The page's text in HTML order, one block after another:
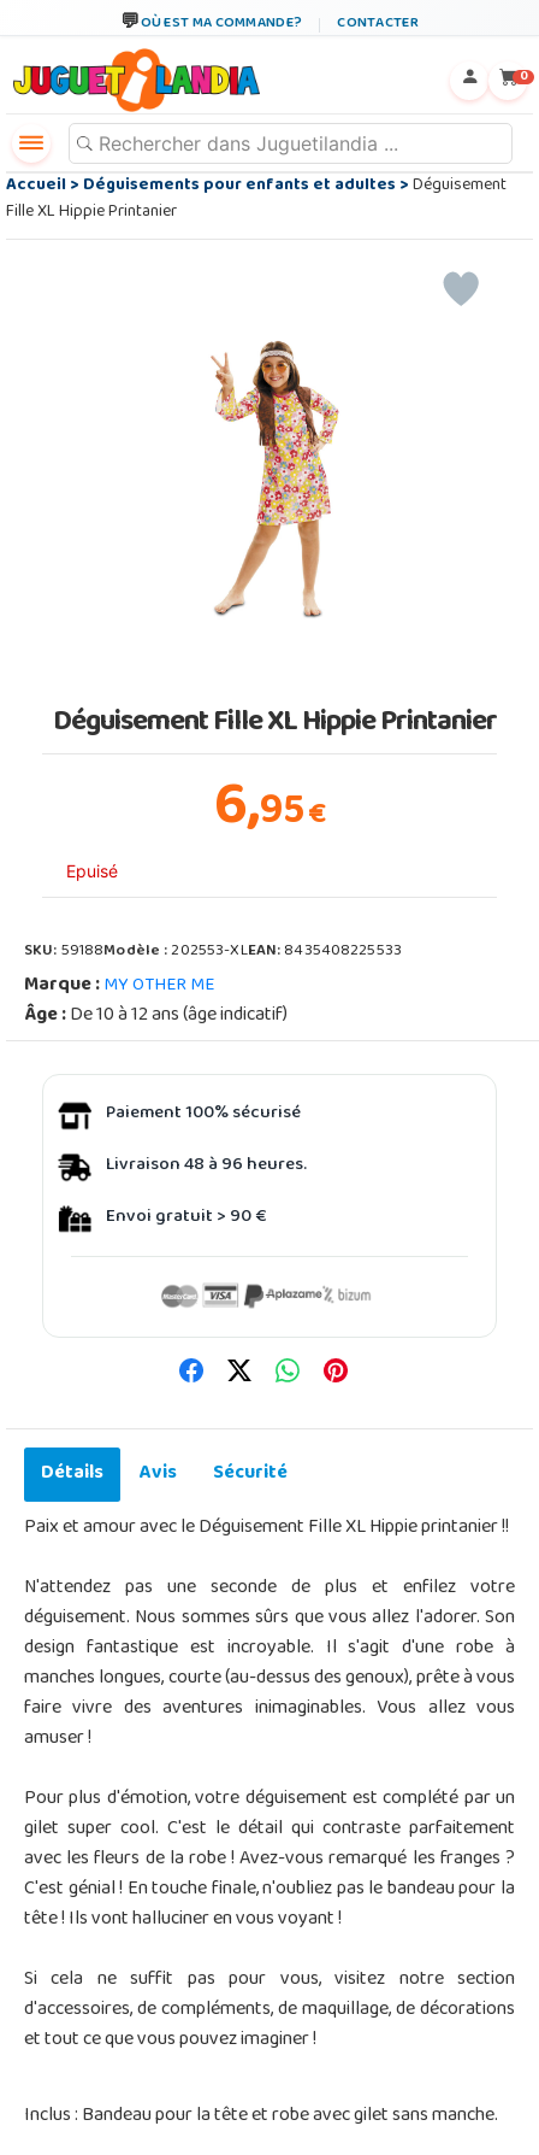
OÙ EST MA COMMANDE? CONTACTER
0
Accueil>Déguisements pour enfants et adultes>Déguisement
Fille XL Hippie Printanier
Déguisement Fille XL Hippie Printanier
6,95€
Epuisé
SKU:59188Modèle :202553-XLEAN:8435408225533
Marque :MY OTHER ME
Âge :De 10 à 12 ans (âge indicatif)
Paiement 100% sécurisé
Livraison 48 à 96 heures.
Envoi gratuit > 90 €
Détails Avis
Sécurité
Paix et amour avec le Déguisement Fille XL Hippie printanier !!
N'attendez pas une seconde de plus et enfilez votre
déguisement. Nous sommes sûrs que vous allez l'adorer. Son
design fantastique est incroyable. Il s'agit d'une robe à
manches longues, courte (au-dessus des genoux), prête à vous
faire vivre des aventures inimaginables. Vous allez vous
amuser !
Pour plus d'émotion, votre déguisement est complété par un
gilet super cool. C'est le détail qui contraste parfaitement
avec les fleurs de la robe ! Avez-vous remarqué les franges ?
C'est génial ! En touche finale, n'oubliez pas le bandeau pour la
tête ! Ils vont halluciner en vous voyant !
Si cela ne suffit pas pour vous, visitez notre section
d'accessoires, de compléments, de maquillage, de décorations
et tout ce que vous pouvez imaginer !
Inclus : Bandeau pour la tête et robe avec gilet sans manche.